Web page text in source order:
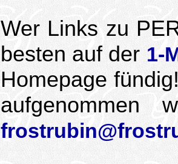
Wer Links zu
besten auf der1-
Homepage